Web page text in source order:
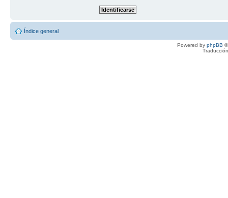
Índice general
Powered by phpBB